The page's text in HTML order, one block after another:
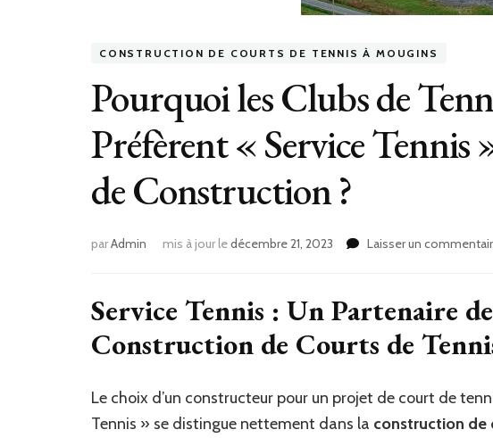
CONSTRUCTION DE COURTS DE TENNIS À MOUGINS
Pourquoi les Clubs de
Préfèrent « Service Tennis
de Construction ?
parAdmin mis à jour ledécembre 21, 2023 Laisser un
Service Tennis : Un Partenaire
Construction de Courts de
Le choix d’un constructeur pour un projet de court de
Tennis » se distingue nettement dans la construction de